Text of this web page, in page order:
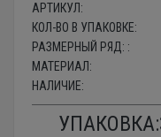
АРТИКУЛ:
КОЛ-ВО В УПАКОВКЕ:
РАЗМЕРНЫЙ РЯД: :
МАТЕРИАЛ:
НАЛИЧИЕ:
УПАКОВКА: